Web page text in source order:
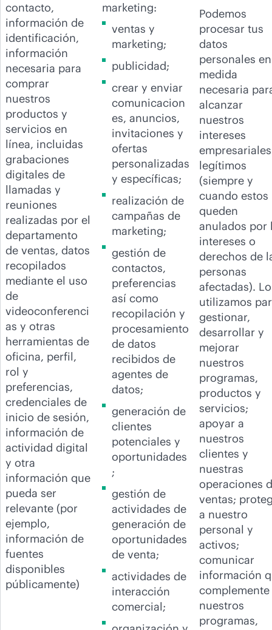
contacto,
información de
identificación,
información
necesaria para
comprar
nuestros
productos y
servicios en
línea, incluidas
grabaciones
digitales de
llamadas y
reuniones
realizadas por el
departamento
de ventas, datos
recopilados
mediante el uso
de
videoconferenci
as y otras
herramientas de
oficina, perfil,
rol y
preferencias,
credenciales de
inicio de sesión,
información de
actividad digital
y otra
información que
pueda ser
relevante (por
ejemplo,
información de
fuentes
disponibles
públicamente)
marketing:
ventas y
marketing;
publicidad;
crear y enviar
comunicacion
es, anuncios,
invitaciones y
ofertas
personalizadas
y específicas;
realización de
campañas de
marketing;
gestión de
contactos,
preferencias
así como
recopilación y
procesamiento
de datos
recibidos de
agentes de
datos;
generación de
clientes
potenciales y
oportunidades
;
gestión de
actividades de
generación de
oportunidades
de venta;
actividades de
interacción
comercial;
Podemos
procesar tus
datos
personales
medida
necesaria
alcanzar
nuestros
intereses
empresariales
legítimos
(siempre y
cuando estos
queden
anulados por
intereses o
derechos de
personas
afectadas).
utilizamos
gestionar,
desarrollar y
mejorar
nuestros
programas,
productos y
servicios;
apoyar a
nuestros
clientes y
nuestras
operaciones
ventas;
a nuestro
personal y
activos;
comunicar
información
complemente
nuestros
programas,